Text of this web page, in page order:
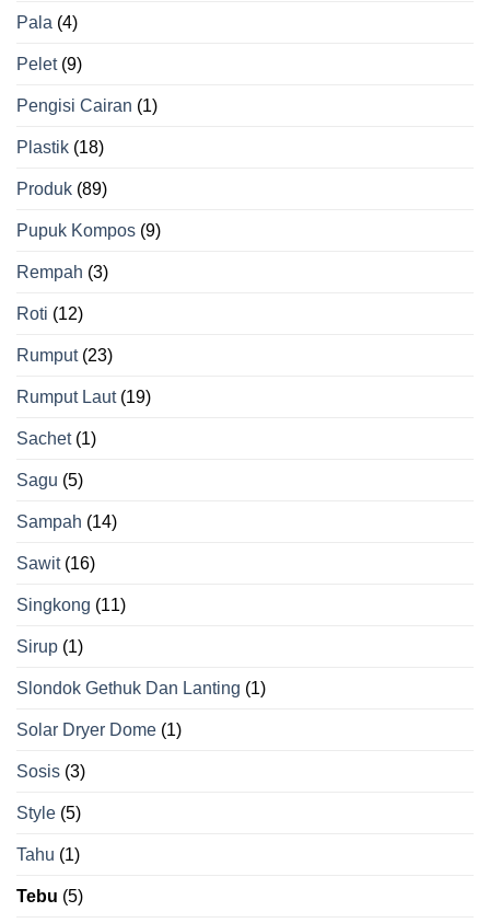
Pala (4)
Pelet(9)
Pengisi Cairan (1)
Plastik (18)
Produk (89)
Pupuk Kompos (9)
Rempah (3)
Roti (12)
Rumput(23)
Rumput Laut(19)
Sachet(1)
Sagu (5)
Sampah (14)
Sawit(16)
Singkong (11)
Sirup (1)
Slondok Gethuk Dan Lanting (1)
Solar Dryer Dome (1)
Sosis (3)
Style (5)
Tahu (1)
Tebu (5)